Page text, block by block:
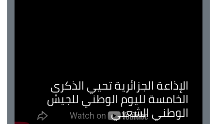
الإذاعة الجزائرية تحيي الذكرى
الخامسة لليوم الوطني للجيش
الوطني الشعبي